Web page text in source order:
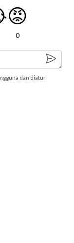
😡
0
dan diatur